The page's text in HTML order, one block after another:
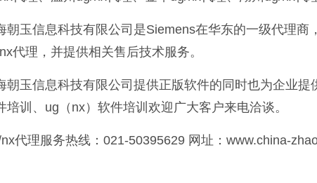
朝玉信息科技有限公司是Siemens在华东的一级代理商
代理，并提供相关售后技术服务。
朝玉信息科技有限公司提供正版软件的同时也为企业
培训、ug（nx）软件培训欢迎广大客户来电洽谈。
代理服务热线：021-50395629 网址：www.china-